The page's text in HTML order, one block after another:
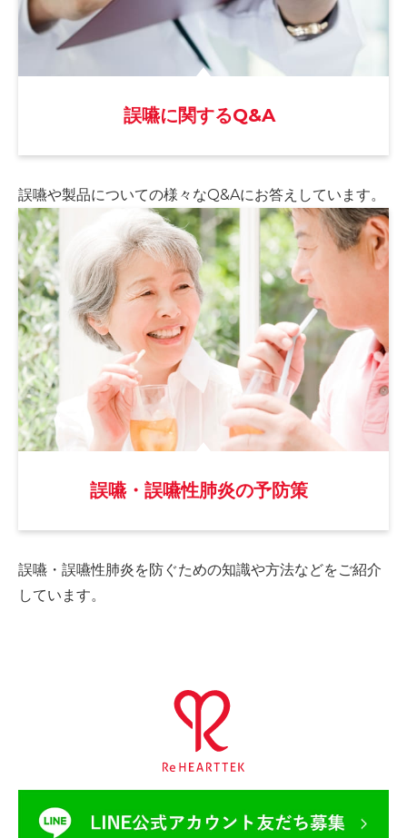
誤嚥に関するQ&A
誤嚥や製品についての様々なQ&Aにお答えしています。
誤嚥・誤嚥性肺炎の予防策
誤嚥・誤嚥性肺炎を防ぐための知識や方法などをご紹介
しています。